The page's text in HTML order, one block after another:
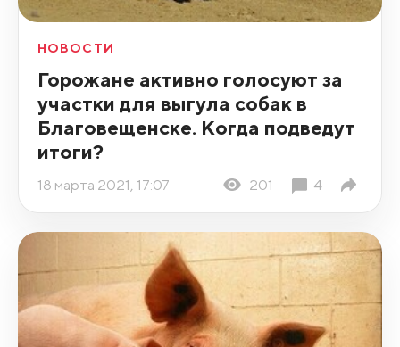
НОВОСТИ
Горожане активно голосуют за
участки для выгула собак в
Благовещенске. Когда подведут
итоги?
18 марта 2021, 17:07 201 4